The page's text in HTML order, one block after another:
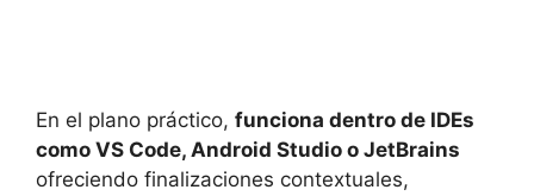
En el plano práctico, funciona dentro de IDEs
como VS Code, Android Studio o JetBrains
ofreciendo finalizaciones contextuales,